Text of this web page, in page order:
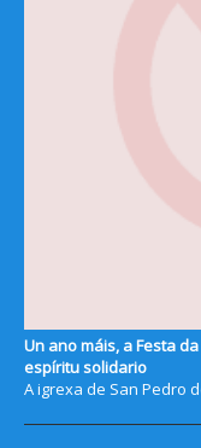
Un ano máis, a Festa
espíritu solidario
A igrexa de San Pedro